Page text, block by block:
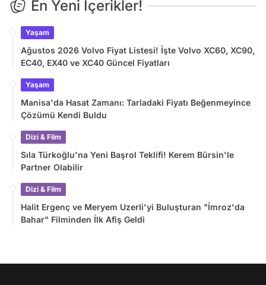
En Yeni İçerikler!
Yaşam
Ağustos 2026 Volvo Fiyat Listesi! İşte Volvo XC60, XC90,
EC40, EX40 ve XC40 Güncel Fiyatları
Yaşam
Manisa'da Hasat Zamanı: Tarladaki Fiyatı Beğenmeyince
Çözümü Kendi Buldu
Dizi & Film
Sıla Türkoğlu'na Yeni Başrol Teklifi! Kerem Bürsin'le
Partner Olabilir
Dizi & Film
Halit Ergenç ve Meryem Uzerli'yi Buluşturan "İmroz'da
Bahar" Filminden İlk Afiş Geldi